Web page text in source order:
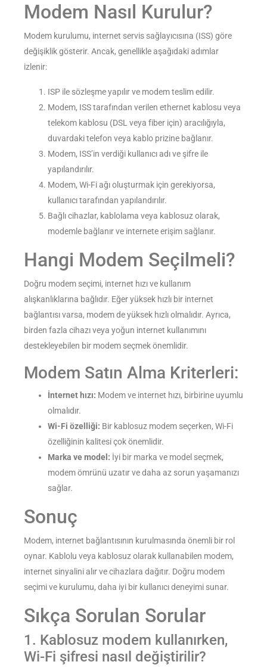
Modem Nasıl Kurulur?
Modem kurulumu, internet servis sağlayıcısına (ISS) göre
değişiklik gösterir. Ancak, genellikle aşağıdaki adımlar
izlenir:
ISP ile sözleşme yapılır ve modem teslim edilir.
Modem, ISS tarafından verilen ethernet kablosu veya
telekom kablosu (DSL veya fiber için) aracılığıyla,
duvardaki telefon veya kablo prizine bağlanır.
Modem, ISS’in verdiği kullanıcı adı ve şifre ile
yapılandırılır.
Modem, Wi-Fi ağı oluşturmak için gerekiyorsa,
kullanıcı tarafından yapılandırılır.
Bağlı cihazlar, kablolama veya kablosuz olarak,
modemle bağlanır ve internete erişim sağlanır.
Hangi Modem Seçilmeli?
Doğru modem seçimi, internet hızı ve kullanım
alışkanlıklarına bağlıdır. Eğer yüksek hızlı bir internet
bağlantısı varsa, modem de yüksek hızlı olmalıdır. Ayrıca,
birden fazla cihazı veya yoğun internet kullanımını
destekleyebilen bir modem seçmek önemlidir.
Modem Satın Alma Kriterleri:
İnternet hızı: Modem ve internet hızı, birbirine uyumlu
olmalıdır.
Wi-Fi özelliği: Bir kablosuz modem seçerken, Wi-Fi
özelliğinin kalitesi çok önemlidir.
Marka ve model: İyi bir marka ve model seçmek,
modem ömrünü uzatır ve daha az sorun yaşamanızı
sağlar.
Sonuç
Modem, internet bağlantısının kurulmasında önemli bir rol
oynar. Kablolu veya kablosuz olarak kullanabilen modem,
internet sinyalini alır ve cihazlara dağıtır. Doğru modem
seçimi ve kurulumu, daha iyi bir kullanıcı deneyimi sunar.
Sıkça Sorulan Sorular
1. Kablosuz modem kullanırken,
Wi-Fi şifresi nasıl değiştirilir?